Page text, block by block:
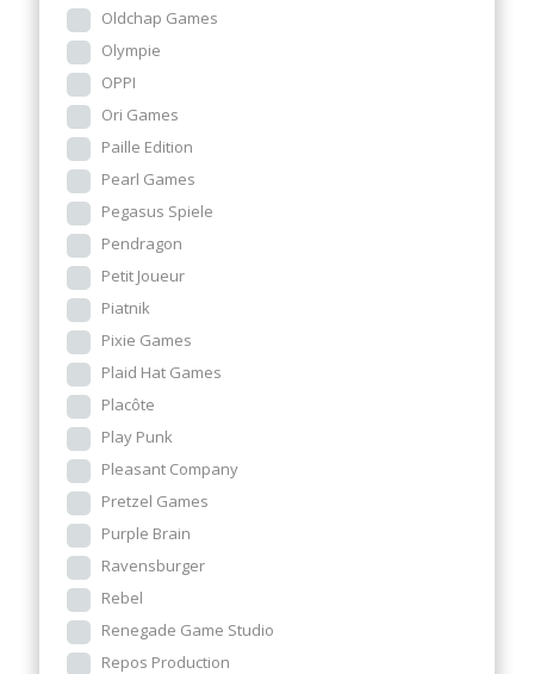
Oldchap Games
Olympie
OPPI
Ori Games
Paille Edition
Pearl Games
Pegasus Spiele
Pendragon
Petit Joueur
Piatnik
Pixie Games
Plaid Hat Games
Placôte
Play Punk
Pleasant Company
Pretzel Games
Purple Brain
Ravensburger
Rebel
Renegade Game Studio
Repos Production